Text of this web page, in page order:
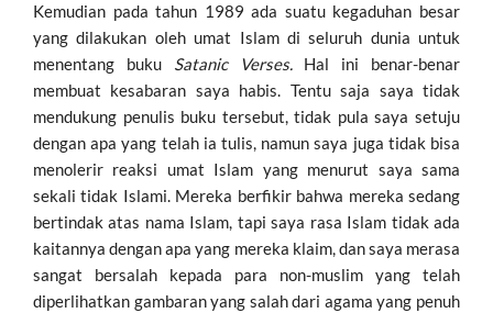
Kemudian pada tahun 1989 ada suatu kegaduhan besar
yang dilakukan oleh umat Islam di seluruh dunia untuk
menentang buku Satanic Verses. Hal ini benar-benar
membuat kesabaran saya habis. Tentu saja saya tidak
mendukung penulis buku tersebut, tidak pula saya setuju
dengan apa yang telah ia tulis, namun saya juga tidak bisa
menolerir reaksi umat Islam yang menurut saya sama
sekali tidak Islami. Mereka berfikir bahwa mereka sedang
bertindak atas nama Islam, tapi saya rasa Islam tidak ada
kaitannya dengan apa yang mereka klaim, dan saya merasa
sangat bersalah kepada para non-muslim yang telah
diperlihatkan gambaran yang salah dari agama yang penuh